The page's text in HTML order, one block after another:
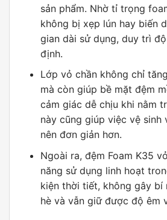
sản phẩm. Nhờ tỉ trọng
không bị xẹp lún hay biến
gian dài sử dụng, duy trì
định.
Lớp vỏ chần không chỉ
mà còn giúp bề mặt đệm
cảm giác dễ chịu khi nằm
này cũng giúp việc vệ sinh
nên đơn giản hơn.
Ngoài ra, đệm Foam K35
năng sử dụng linh hoạt
kiện thời tiết, không gây bí
hè và vẫn giữ được độ êm